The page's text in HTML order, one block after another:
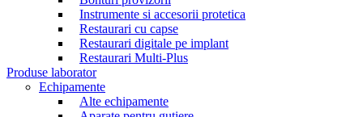
Instrumente si accesorii protetica
Restaurari cu capse
Restaurari digitale pe implant
Restaurari Multi-Plus
Produse laborator
Echipamente
Alte echipamente